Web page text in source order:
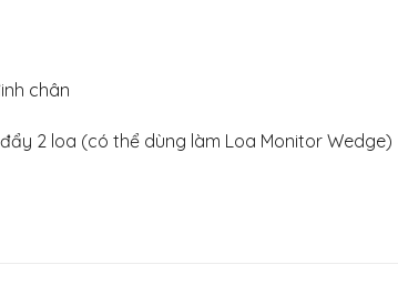
chân
2 loa (có thể dùng làm Loa Monitor Wedge)